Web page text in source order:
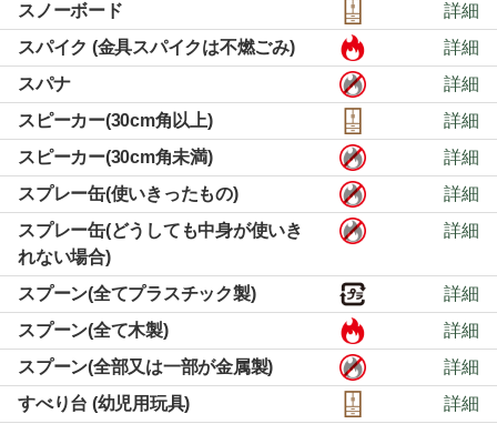
スノーボード
詳細
スパイク (金具スパイクは不燃ごみ)
詳細
スパナ
詳細
スピーカー(30cm角以上)
詳細
スピーカー(30cm角未満)
詳細
スプレー缶(使いきったもの)
詳細
スプレー缶(どうしても中身が使いき
れない場合)
詳細
スプーン(全てプラスチック製)
詳細
スプーン(全て木製)
詳細
スプーン(全部又は一部が金属製)
詳細
すべり台 (幼児用玩具)
詳細